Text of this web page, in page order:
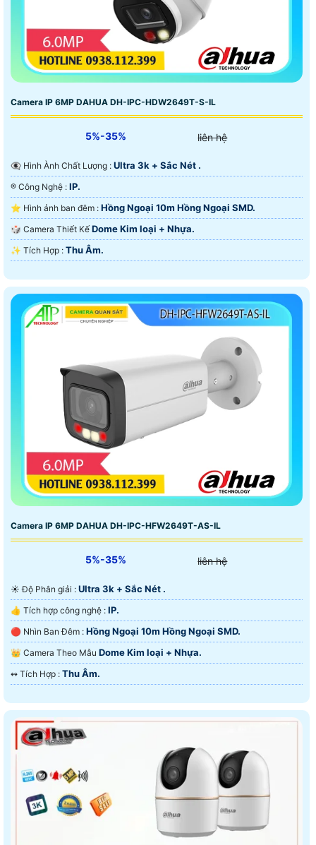
Camera IP 6MP DAHUA DH-IPC-HDW2649T-S-IL
5%-35% liên hệ
👁️‍🗨 Hình Ành Chất Lượng : Ultra 3k + Sắc Nét .
®️ Công Nghệ : IP.
⭐ Hình ảnh ban đêm : Hồng Ngoại 10m Hồng Ngoại SMD.
🎲 Camera Thiết Kế Dome Kim loại + Nhựa.
️✨ Tích Hợp : Thu Âm.
Camera IP 6MP DAHUA DH-IPC-HFW2649T-AS-IL
5%-35% liên hệ
☀️ Độ Phân giải : Ultra 3k + Sắc Nét .
👍 Tích hợp công nghệ : IP.
🔴 Nhìn Ban Đêm : Hồng Ngoại 10m Hồng Ngoại SMD.
👑 Camera Theo Mẫu Dome Kim loại + Nhựa.
️↭ Tích Hợp : Thu Âm.